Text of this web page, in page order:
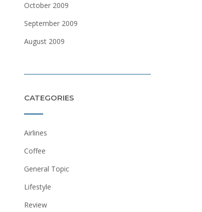
October 2009
September 2009
August 2009
CATEGORIES
Airlines
Coffee
General Topic
Lifestyle
Review